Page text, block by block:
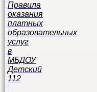
Правила
оказания
платных
образовательных
услуг
в
МБДОУ
Детский
112